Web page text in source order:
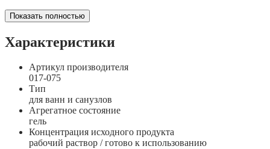
Показать полностью
Характеристики
Артикул производителя
017-075
Тип
для ванн и санузлов
Агрегатное состояние
гель
Концентрация исходного продукта
рабочий раствор / готово к использованию